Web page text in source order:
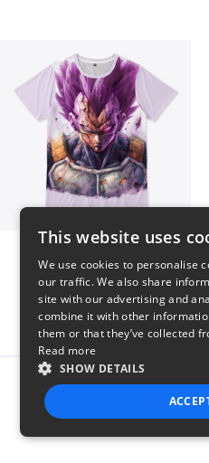
Report
This website uses
We use cookies to personalise
our traffic. We also share
site with our advertising and
combine it with other
them or that they’ve collected
Read more
SHOW DETAILS
STRICTLY NECESSARY